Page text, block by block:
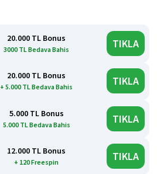
20.000 TL Bonus
3000 TL Bedava Bahis TIKLA
20.000 TL Bonus
+ 5.000 TL Bedava Bahis TIKLA
5.000 TL Bonus
5.000 TL Bedava Bahis TIKLA
12.000 TL Bonus
+ 120 Freespin TIKLA